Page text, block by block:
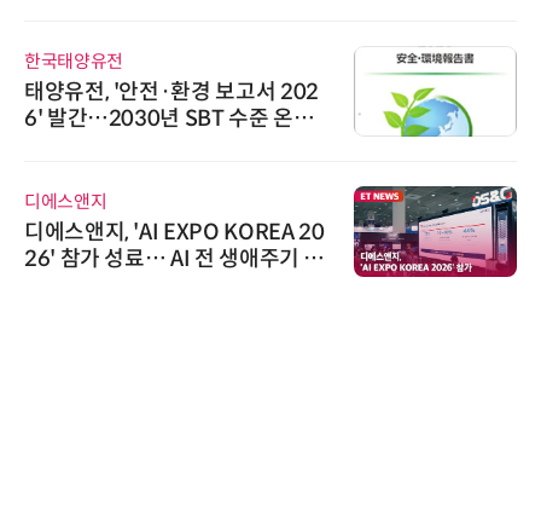
한국태양유전
태양유전, '안전·환경 보고서 202
6' 발간…2030년 SBT 수준 온실
디에스앤지
디에스앤지, 'AI EXPO KOREA 20
26' 참가 성료… AI 전 생애주기 아